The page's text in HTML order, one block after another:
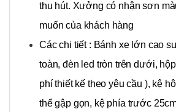
thu hút. Xưởng có nhận sơn
muốn của khách hàng
Các chi tiết : Bánh xe lớn cao
toàn, đèn led tròn trên dưới,
phí thiết kế theo yêu cầu ), kệ
thể gập gọn, kệ phía trước